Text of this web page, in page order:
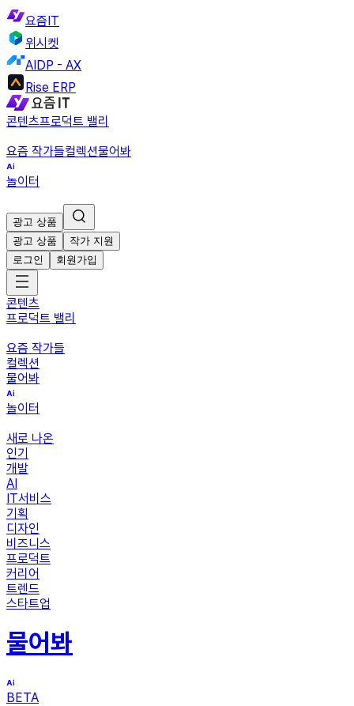
요즘IT
위시켓
AIDP - AX
Rise ERP
콘텐츠프로덕트 밸리
요즘 작가들컬렉션물어봐
놀이터
광고 상품
광고 상품
작가 지원
로그인
회원가입
콘텐츠
프로덕트 밸리
요즘 작가들
컬렉션
물어봐
놀이터
새로 나온
인기
개발
AI
IT서비스
기획
디자인
비즈니스
프로덕트
커리어
트렌드
스타트업
물어봐
BETA